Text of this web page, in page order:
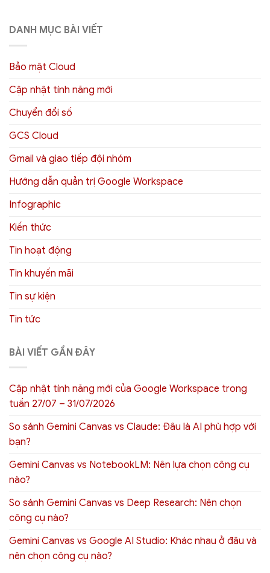
DANH MỤC BÀI VIẾT
Bảo mật Cloud
Cập nhật tính năng mới
Chuyển đổi số
GCS Cloud
Gmail và giao tiếp đội nhóm
Hướng dẫn quản trị Google Workspace
Infographic
Kiến thức
Tin hoạt động
Tin khuyến mãi
Tin sự kiện
Tin tức
BÀI VIẾT GẦN ĐÂY
Cập nhật tính năng mới của Google Workspace trong
tuần 27/07 – 31/07/2026
So sánh Gemini Canvas vs Claude: Đâu là AI phù hợp với
bạn?
Gemini Canvas vs NotebookLM: Nên lựa chọn công cụ
nào?
So sánh Gemini Canvas vs Deep Research: Nên chọn
công cụ nào?
Gemini Canvas vs Google AI Studio: Khác nhau ở đâu và
nên chọn công cụ nào?